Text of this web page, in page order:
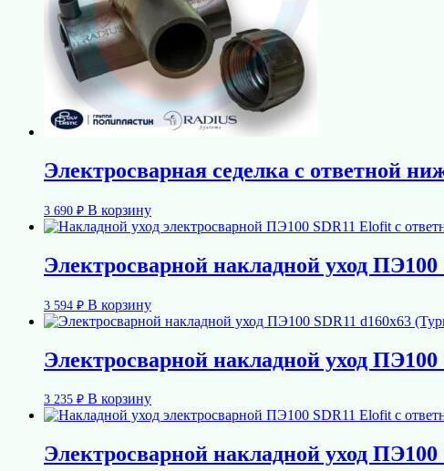
Электросварная седелка с ответной
3 690 ₽ В корзину
Электросварной накладной уход
3 594 ₽ В корзину
Электросварной накладной уход ПЭ100
3 235 ₽ В корзину
Электросварной накладной уход ПЭ100